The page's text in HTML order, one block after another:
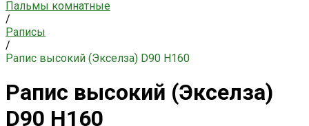
Пальмы комнатные
/
Раписы
/
Рапис высокий (Экселза) D90 H160
Рапис высокий (Экселза)
D90 H160